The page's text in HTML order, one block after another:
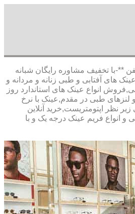
شعبه 2 :تهران شهران جنوبی تلفن **-با تخفیف مشاوره رایگان شبانه
های آفتابی و طبی زنانه و مردانه و
انواع عینک های استاندارد روز
لنزهای طبی در مقدم,عینک با نرخ
نظر اپتومتریست,خرید آنلاین
و انواع فریم عینک درجه یک و با